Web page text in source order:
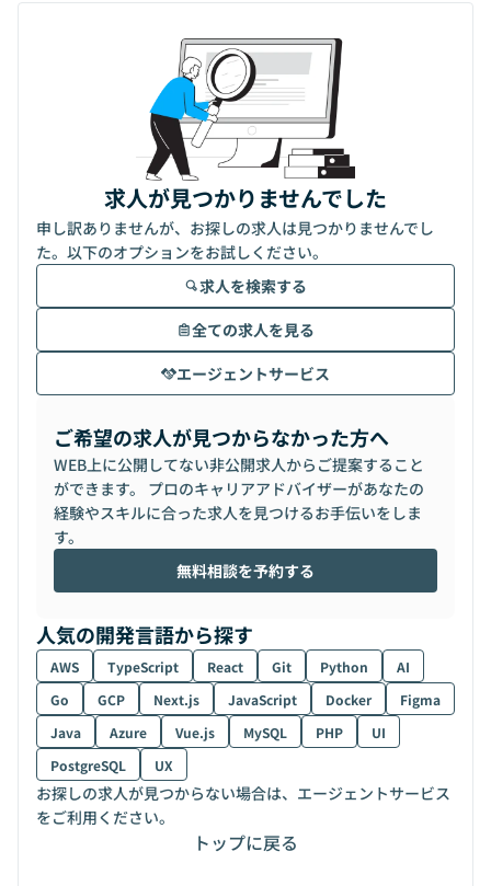
求人が見つかりませんでした
申し訳ありませんが、お探しの求人は見つかりませんでし
た。以下のオプションをお試しください。
求人を検索する
全ての求人を見る
エージェントサービス
ご希望の求人が見つからなかった方へ
WEB上に公開してない非公開求人からご提案すること
ができます。 プロのキャリアアドバイザーがあなたの
経験やスキルに合った求人を見つけるお手伝いをしま
す。
無料相談を予約する
人気の開発言語から探す
AWS TypeScript React Git Python
AI
Go
GCP Next.js JavaScript Docker
Figma
Java
Azure Vue.js MySQL PHP
UI
PostgreSQL
UX
お探しの求人が見つからない場合は、エージェントサービス
をご利用ください。
トップに戻る